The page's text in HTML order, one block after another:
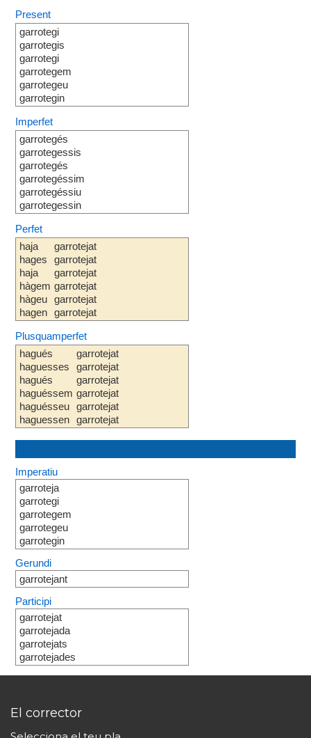
Present
garrotegi
garrotegis
garrotegi
garrotegem
garrotegeu
garrotegin
Imperfet
garrotegés
garrotegessis
garrotegés
garrotegéssim
garrotegéssiu
garrotegessin
Perfet
haja
hages
haja
hàgem
hàgeu
hagen
garrotejat
garrotejat
garrotejat
garrotejat
garrotejat
garrotejat
Plusquamperfet
hagués
haguesses
hagués
haguéssem
haguésseu
haguessen
garrotejat
garrotejat
garrotejat
garrotejat
garrotejat
garrotejat
Imperatiu
garroteja
garrotegi
garrotegem
garrotegeu
garrotegin
Gerundi
garrotejant
Participi
garrotejat
garrotejada
garrotejats
garrotejades
El corrector